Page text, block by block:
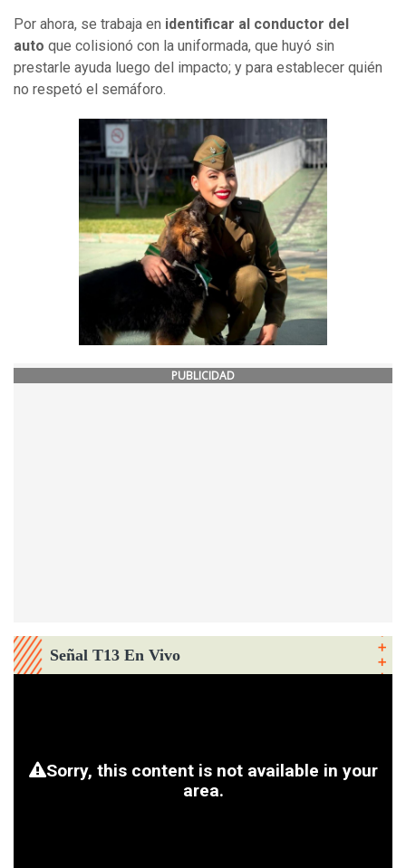
Por ahora, se trabaja en identificar al conductor del
auto que colisionó con la uniformada, que huyó sin
prestarle ayuda luego del impacto; y para establecer quién
no respetó el semáforo.
PUBLICIDAD
Señal T13 En Vivo